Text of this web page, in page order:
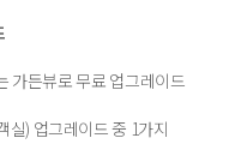
가든뷰로 무료 업그레이드
) 업그레이드 중 1가지